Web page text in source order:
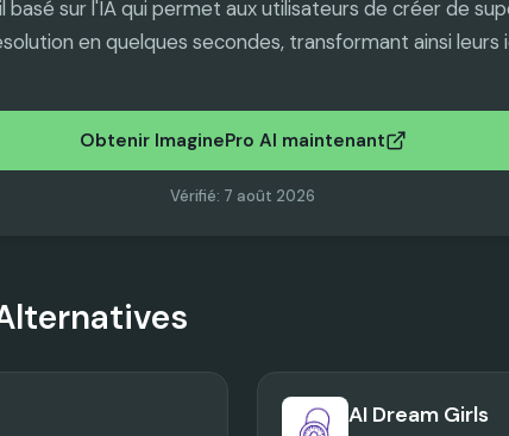
basé sur l'IA qui permet aux utilisateurs de créer de
en quelques secondes, transformant ainsi leurs
Obtenir ImaginePro AI maintenant
Vérifié: 7 août 2026
AI Dream Girls